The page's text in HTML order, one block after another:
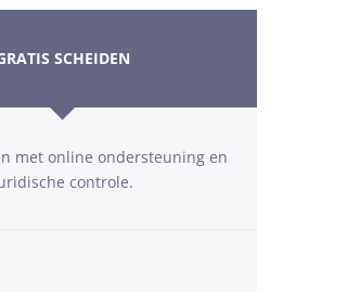
SCHEIDEN
met online ondersteuning en
controle.